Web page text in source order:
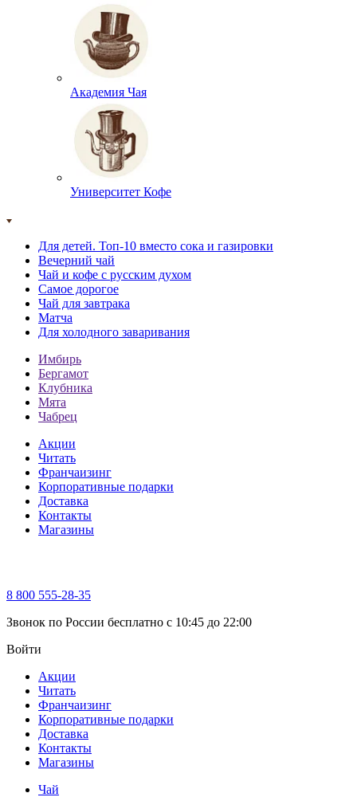
Академия Чая
Университет Кофе
Для детей. Топ-10 вместо сока и газировки
Вечерний чай
Чай и кофе с русским духом
Самое дорогое
Чай для завтрака
Матча
Для холодного заваривания
Имбирь
Бергамот
Клубника
Мята
Чабрец
Акции
Читать
Франчаизинг
Корпоративные подарки
Доставка
Контакты
Магазины
8 800 555-28-35
Звонок по России бесплатно c 10:45 до 22:00
Войти
Акции
Читать
Франчаизинг
Корпоративные подарки
Доставка
Контакты
Магазины
Чай